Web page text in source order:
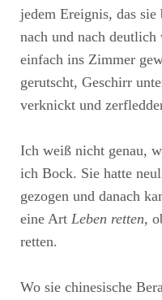
jedem Ereignis, das
nach und nach
einfach ins Zimmer
gerutscht, Geschirr
verknickt und
Ich weiß nicht genau,
ich Bock. Sie hatte
gezogen und danach
eine Art Leben retten,
retten.
Wo sie chinesische